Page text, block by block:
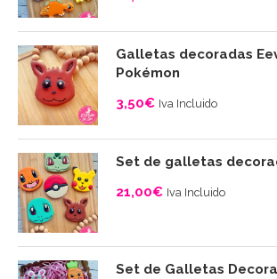
hasta
Galletas decoradas
Pokémon
3,50€ Iva Incluido
Set de galletas
21,00€ Iva Incluido
Set de Galletas